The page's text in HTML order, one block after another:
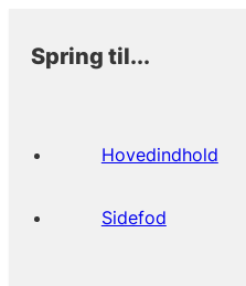
Spring til...
Hovedindhold
Sidefod